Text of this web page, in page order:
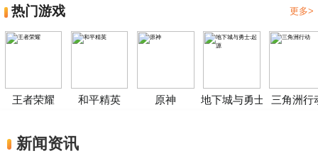
热门游戏 更多>
王者荣耀 和平精英 原神 地下城与勇士:起源三角洲行
新闻资讯